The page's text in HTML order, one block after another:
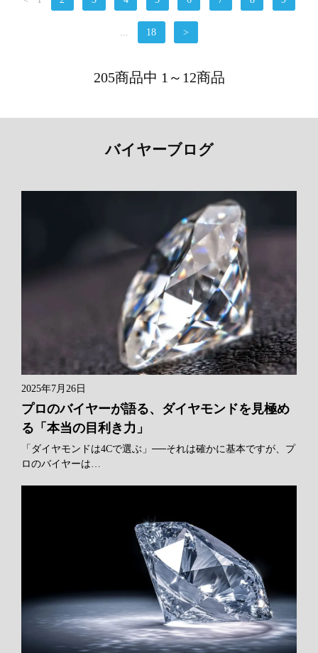
... 18 >
205商品中 1～12商品
バイヤーブログ
2025年7月26日
プロのバイヤーが語る、ダイヤモンドを見極め
る「本当の目利き力」
「ダイヤモンドは4Cで選ぶ」──それは確かに基本ですが、プ
ロのバイヤーは…